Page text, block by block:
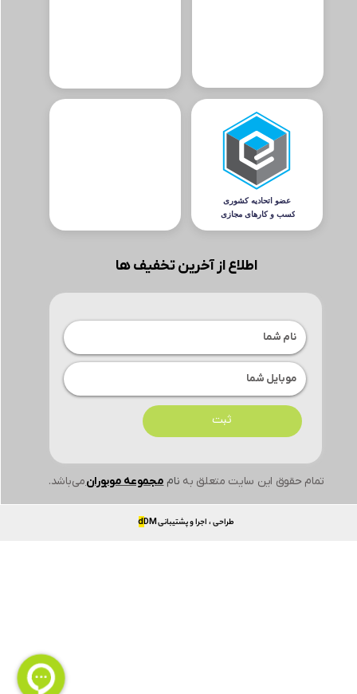
تمام حقوق این سایت متعلق به ناممجموعه موبورانمی‌باشد.
اطلاع از آخرین تخفیف ها
ثبت
طراحی ، اجرا و پشتیبانی dDM